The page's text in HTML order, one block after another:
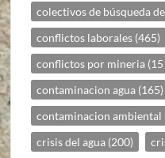
colectivos de búsqueda
conflictos laborales (465)
conflictos por mineria
contaminacion agua (165)
contaminacion ambiental
crisis del agua (200)